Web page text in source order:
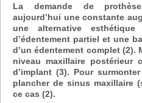
La demande de
aujourd’hui une constante
une alternative
d’édentement partiel et une
d’un édentement complet (2).
niveau maxillaire
d’implant (3). Pour
plancher de sinus maxillaire
ce cas (2).